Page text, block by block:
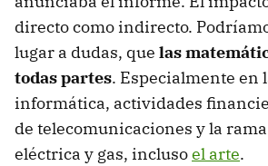
directo como indirecto.
lugar a dudas, que las
todas partes. Especialmente en
informática, actividades
de telecomunicaciones y la
eléctrica y gas, inclusoel arte.